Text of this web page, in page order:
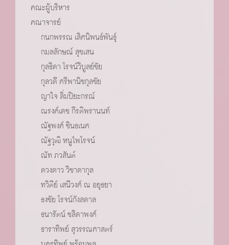
คณะผู้บริหาร
คณาจารย์
กนกพรรณ เลิศนิพนธ์พันธุ์
กมลลักษณ์ สุขเสน
กุลธิดา โรจน์วิบูลย์ชัย
กุลวดี ศรีพานิชกุลชัย
ญาใจ ลิ่มปิยะกรณ์
ณรงค์เดช กีรติพรานนท์
ณัฐพงศ์ ชินธเนศ
ณัฐวุฒิ หนูไพโรจน์
ณัท ภวสันต์
ดวงดาว วิชาดากุล
ทวิตีย์ เสนีวงศ์ ณ อยุธยา
ธงชัย โรจน์กังสดาล
ธนารัตน์ ชลิดาพงศ์
ธาราทิพย์ สุวรรณศาสตร์